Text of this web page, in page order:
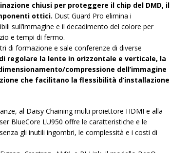
chiusi per proteggere il chip del DMD, il
ottici. Dust Guard Pro elimina i
sull’immagine e il decadimento del colore per
e tempi di fermo.
di formazione e sale conferenze di diverse
regolare la lente in orizzontale e verticale, la
compressione dell’immagine
che facilitano la flessibilità d’installazione
al Daisy Chaining multi proiettore HDMI e alla
BlueCore LU950 offre le caratteristiche e le
gli inutili ingombri, le complessità e i costi di